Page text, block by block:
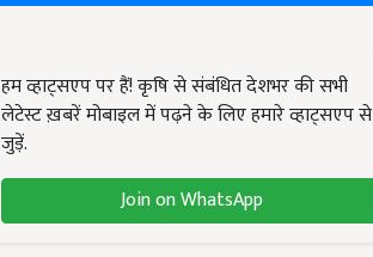
हम व्हाट्सएप पर हैं! कृषि से संबंधित देशभर की सभी
लेटेस्ट ख़बरें मोबाइल में पढ़ने के लिए हमारे व्हाट्सएप से
जुड़ें.
Join on WhatsApp